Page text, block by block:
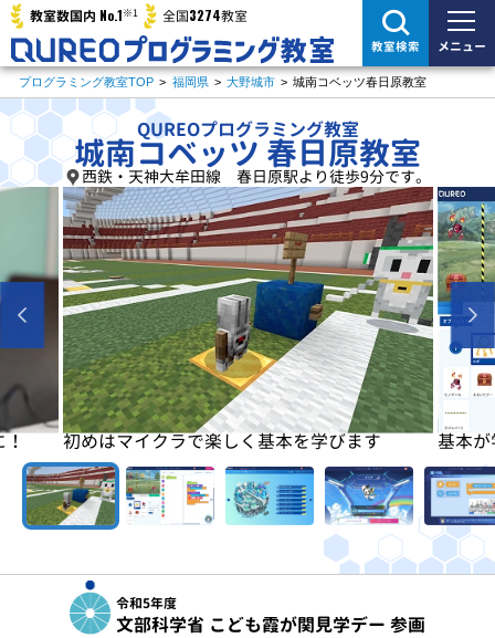
教室数国内 No.1※1 全国3274教室
教室検索 メニュー
プログラミング教室TOP > 福岡県 > 大野城市 > 城南コベッツ春日原教室
QUREOプログラミング教室
城南コベッツ 春日原教室
西鉄・天神大牟田線 春日原駅より徒歩9分です。
！ 初めはマイクラで楽しく基本を学びます 基本
令和5年度
文部科学省 こども霞が関見学デー 参画